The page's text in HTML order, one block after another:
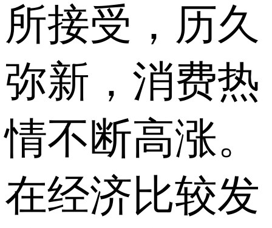
所接受，历久
弥新，消费热
情不断高涨。
在经济比较发